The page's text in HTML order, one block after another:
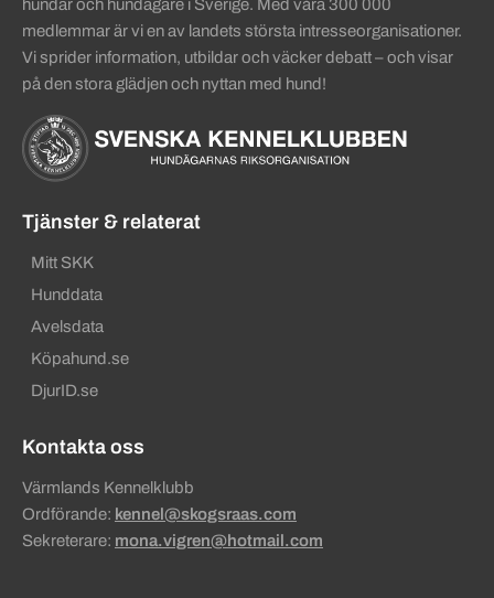
hundar och hundägare i Sverige. Med våra 300 000
medlemmar är vi en av landets största intresseorganisationer.
Vi sprider information, utbildar och väcker debatt – och visar
på den stora glädjen och nyttan med hund!
Tjänster & relaterat
Mitt SKK
Hunddata
Avelsdata
Köpahund.se
DjurID.se
Kontakta oss
Värmlands Kennelklubb
Ordförande: kennel@skogsraas.com
Sekreterare: mona.vigren@hotmail.com